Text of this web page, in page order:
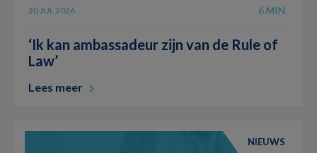
30 JUL 2026 6 MIN
‘Ik kan ambassadeur zijn van de Rule of
Law’
Lees meer
NIEUWS